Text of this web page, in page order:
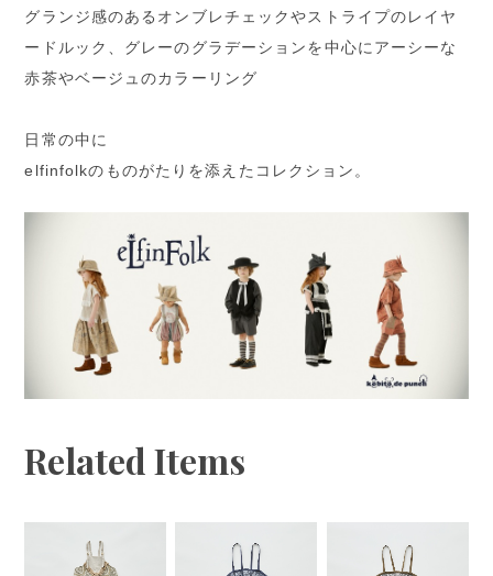
グランジ感のあるオンブレチェックやストライプのレイヤ
ードルック、グレーのグラデーションを中心にアーシーな
赤茶やベージュのカラーリング
日常の中に
elfinfolkのものがたりを添えたコレクション。
Related Items